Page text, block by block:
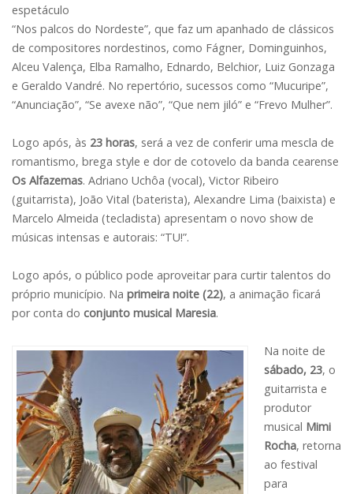
espetáculo
“Nos palcos do Nordeste”, que faz um apanhado de clássicos
de compositores nordestinos, como Fágner, Dominguinhos,
Alceu Valença, Elba Ramalho, Ednardo, Belchior, Luiz Gonzaga
e Geraldo Vandré. No repertório, sucessos como “Mucuripe”,
“Anunciação”, “Se avexe não”, “Que nem jiló” e “Frevo Mulher”.
Logo após, às 23 horas, será a vez de conferir uma mescla de
romantismo, brega style e dor de cotovelo da banda cearense
Os Alfazemas. Adriano Uchôa (vocal), Victor Ribeiro
(guitarrista), João Vital (baterista), Alexandre Lima (baixista) e
Marcelo Almeida (tecladista) apresentam o novo show de
músicas intensas e autorais: “TU!”.
Logo após, o público pode aproveitar para curtir talentos do
próprio município. Na primeira noite (22), a animação ficará
por conta do conjunto musical Maresia.
Na noite de
sábado, 23, o
guitarrista e
produtor
musical Mimi
Rocha, retorna
ao festival
para